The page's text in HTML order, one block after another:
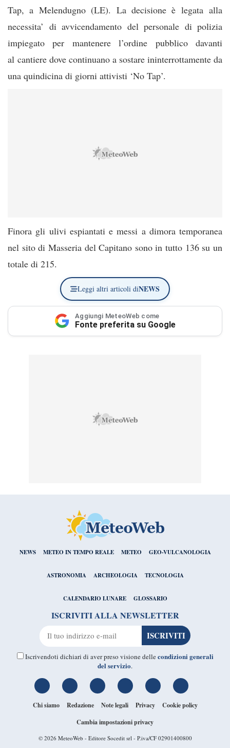
Tap, a Melendugno (LE). La decisione è legata alla
necessita’ di avvicendamento del personale di polizia
impiegato per mantenere l’ordine pubblico davanti
al cantiere dove continuano a sostare ininterrottamente da
una quindicina di giorni attivisti ‘No Tap’.
Finora gli ulivi espiantati e messi a dimora temporanea
nel sito di Masseria del Capitano sono in tutto 136 su un
totale di 215.
Leggi altri articoli diNEWS
Aggiungi MeteoWeb come
Fonte preferita su Google
NEWS METEO IN TEMPO REALE METEO GEO-VULCANOLOGIA
ASTRONOMIA ARCHEOLOGIA TECNOLOGIA
CALENDARIO LUNARE GLOSSARIO
ISCRIVITI ALLA NEWSLETTER
Iscrivendoti dichiari di aver preso visione dellecondizioni generali
del servizio.
Chi siamo Redazione Note legali Privacy
Cookie policy
Cambia impostazioni privacy
© 2026 MeteoWeb - Editore Socedit srl - P.iva/CF 02901400800